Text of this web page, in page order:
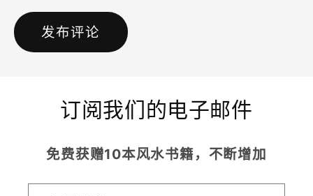
订阅我们的电子邮件
免费获赠10本风水书籍，不断增加